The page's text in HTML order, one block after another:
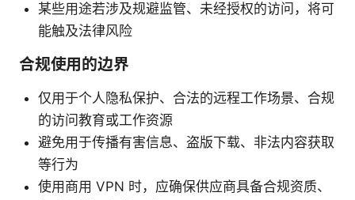
某些用途若涉及规避监管、未经授权的访问，将可
能触及法律风险
合规使用的边界
仅用于个人隐私保护、合法的远程工作场景、合规
的访问教育或工作资源
避免用于传播有害信息、盗版下载、非法内容获取
等行为
使用商用 VPN 时，应确保供应商具备合规资质、